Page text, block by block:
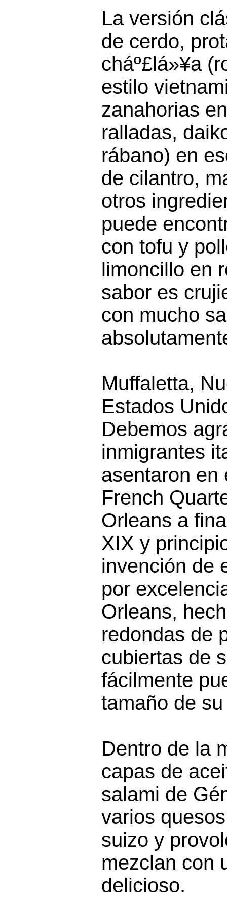
La versión
de cerdo,
cháº£lá»¥a
estilo
zanahorias
ralladas,
rábano) en
de cilantro,
otros
puede
con tofu y
limoncillo en
sabor es
con mucho
Muffaletta,
Estados
Debemos
inmigrantes
asentaron en
French
Orleans a
XIX y
invención de
por
Orleans,
redondas de
cubiertas de
fácilmente
tamaño de
Dentro de la
capas de
salami de
varios
suizo y
mezclan con
delicioso.